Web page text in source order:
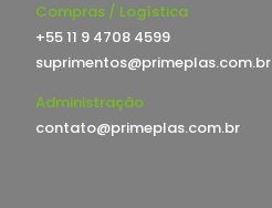
Compras / Logística
+55 11 9 4708 4599
suprimentos@primeplas.com.br
Administração
contato@primeplas.com.br